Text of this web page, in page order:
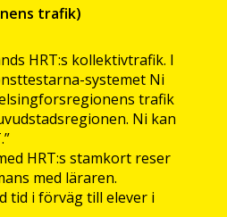
trafik)
HRT:s kollektivtrafik. I
systemet Ni
trafik
Ni kan
HRT:s stamkort reser
med läraren.
tid i förväg till elever i